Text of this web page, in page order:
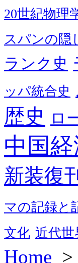
20世紀物理
スパンの隠
ランク史
ッパ統合史
歴史 ロ
中国
新装復
マの記録と
文化 近代世
Home >